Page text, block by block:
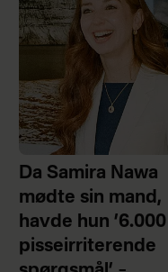
Da Samira Nawa
mødte sin mand,
havde hun ’6.000
pisseirriterende